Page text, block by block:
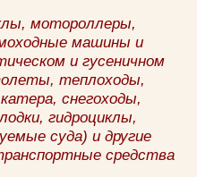
мотороллеры,
машины и
и гусеничном
теплоходы,
снегоходы,
гидроциклы,
суда) и другие
средства